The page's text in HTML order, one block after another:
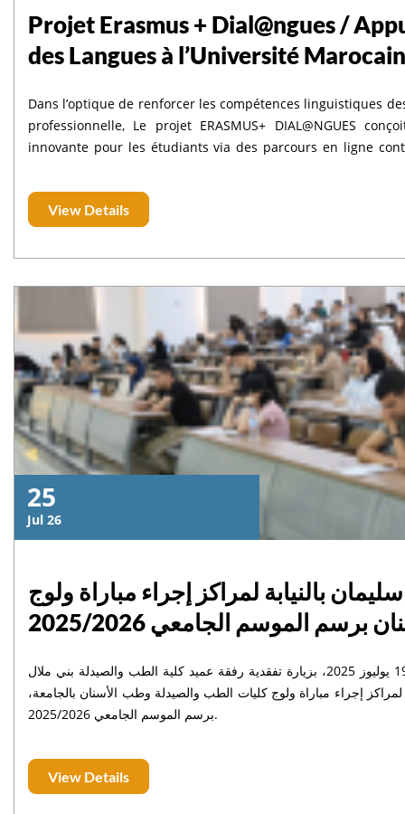
Projet Erasmus + Dial@ngues /
des Langues à l’Université
Dans l’optique de renforcer les compétences linguistiques
professionnelle, Le projet ERASMUS+ DIAL@NGUES
innovante pour les étudiants via des parcours en ligne
connectez-vous sur le lien suivant: https://e-
View Details
25
Jul 26
بالنيابة لمراكز إجراء مباراة ولوج
الموسم الجامعي 2025/2026
قام رئيس جامعة السلطان مولاي سليمان بالنيابة، الأستاذ خاليد مهدي، السبت 19 يوليوز 2025، بزيارة تفقدية رفقة عميد كلية الطب والصيدلة بني ملال
إجراء مباراة ولوج كليات الطب والصيدلة وطب الأسنان بالجامعة،
برسم الموسم الجامعي 2025/2026.
View Details